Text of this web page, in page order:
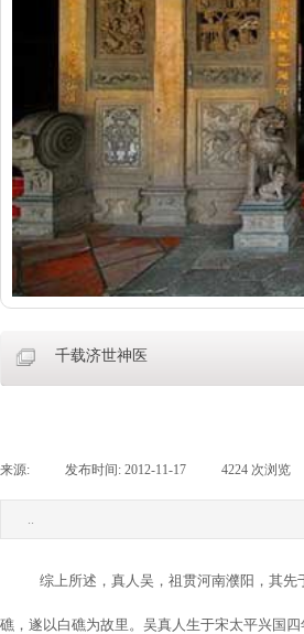
千载济世神医
来源: 发布时间: 2012-11-17 4224 次浏览
..
综上所述，真人吴，祖贯河南濮阳，其先
礁，遂以白礁为故里。吴真人生于宋太平兴国四